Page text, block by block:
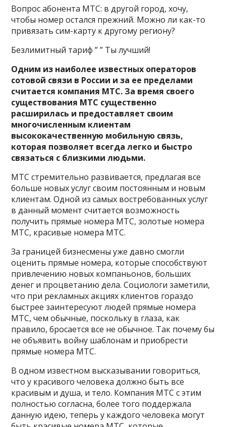
Вопрос абонента МТС: в другой город, хочу,
чтобы номер остался прежний. Можно ли как-то
привязать сим-карту к другому региону?
Безлимитный тариф ” ” Ты лучший!
Одним из наиболее известных операторов
сотовой связи в России и за ее пределами
считается компания МТС. За время своего
существования МТС существенно
расширилась и предоставляет своим
многочисленным клиентам
высококачественную мобильную связь,
которая позволяет всегда легко и быстро
связаться с близкими людьми.
МТС стремительно развивается, предлагая все
больше новых услуг своим постоянным и новым
клиентам. Одной из самых востребованных услуг
в данный момент считается возможность
получить прямые номера МТС, золотые номера
МТС, красивые номера МТС.
За границей бизнесмены уже давно смогли
оценить прямые номера, которые способствуют
привлечению новых компаньонов, больших
денег и процветанию дела. Социологи заметили,
что при рекламных акциях клиентов гораздо
быстрее заинтересуют людей прямые номера
МТС, чем обычные, поскольку в глаза, как
правило, бросается все не обычное. Так почему бы
не объявить войну шаблонам и приобрести
прямые номера МТС.
В одном известном высказывании говориться,
что у красивого человека должно быть все
красивым и душа, и тело. Компания МТС с этим
полностью согласна, более того поддержала
данную идею, теперь у каждого человека могут